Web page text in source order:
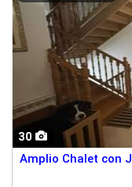
30
Amplio Chalet con